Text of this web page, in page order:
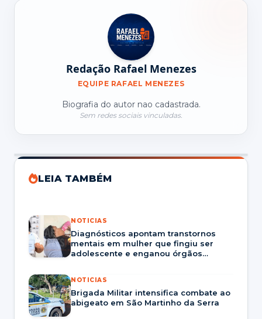
Redação Rafael Menezes
EQUIPE RAFAEL MENEZES
Biografia do autor nao cadastrada.
Sem redes sociais vinculadas.
LEIA TAMBÉM
NOTICIAS
Diagnósticos apontam transtornos
mentais em mulher que fingiu ser
adolescente e enganou órgãos
NOTICIAS
Brigada Militar intensifica combate ao
abigeato em São Martinho da Serra